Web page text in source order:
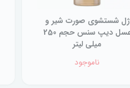
ژل شستشوی صورت شیر و
عسل دیپ سنس حجم 250
میلی لیتر
ناموجود